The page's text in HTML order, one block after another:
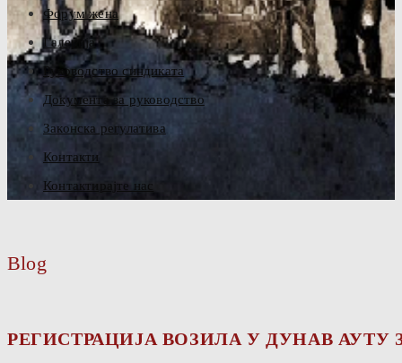
Форум жена
Галерија
Руководство синдиката
Документа за руководство
Законска регулатива
Контакти
Контактирајте нас
Blog
РЕГИСТРАЦИЈА ВОЗИЛА У ДУНАВ